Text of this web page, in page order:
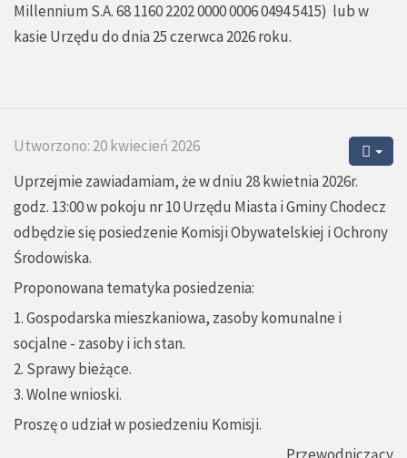
Millennium S.A. 68 1160 2202 0000 0006 0494 5415) lub w
kasie Urzędu do dnia 25 czerwca 2026 roku.
Utworzono: 20 kwiecień 2026
Uprzejmie zawiadamiam, że w dniu 28 kwietnia 2026r.
godz. 13:00 w pokoju nr 10 Urzędu Miasta i Gminy Chodecz
odbędzie się posiedzenie Komisji Obywatelskiej i Ochrony
Środowiska.
Proponowana tematyka posiedzenia:
1. Gospodarska mieszkaniowa, zasoby komunalne i
socjalne - zasoby i ich stan.
2. Sprawy bieżące.
3. Wolne wnioski.
Proszę o udział w posiedzeniu Komisji.